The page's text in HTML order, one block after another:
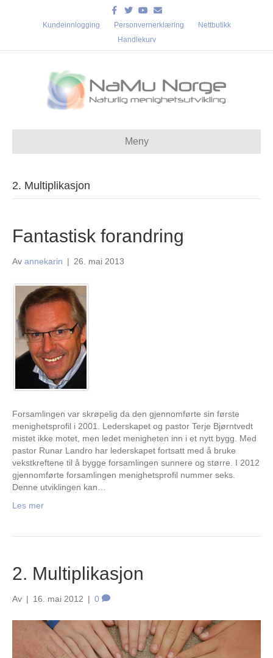
Facebook
TwitterYoutube
Email
Kundeinnlogging Personvernerklæring
Nettbutikk
Handlekurv
Meny
2. Multiplikasjon
Fantastisk forandring
Av annekarin | 26. mai 2013
Forsamlingen var skrøpelig da den gjennomførte sin første
menighetsprofil i 2001. Lederskapet og pastor Terje Bjørntvedt
mistet ikke motet, men ledet menigheten inn i et nytt bygg. Med
pastor Runar Landro har lederskapet fortsatt med å bruke
vekstkreftene til å bygge forsamlingen sunnere og større. I 2012
gjennomførte forsamlingen menighetsprofil nummer seks.
Denne utviklingen kan…
Les mer
2. Multiplikasjon
Av | 16. mai 2012 | 0